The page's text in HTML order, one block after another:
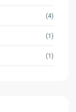
(4)
(1)
(1)